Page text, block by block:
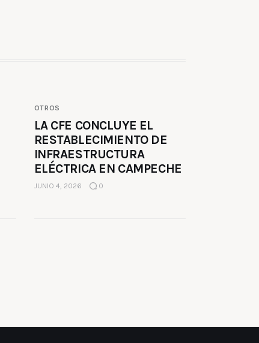
OTROS
LA CFE CONCLUYE EL
RESTABLECIMIENTO DE
INFRAESTRUCTURA
ELÉCTRICA EN CAMPECHE
JUNIO 4, 2026 0